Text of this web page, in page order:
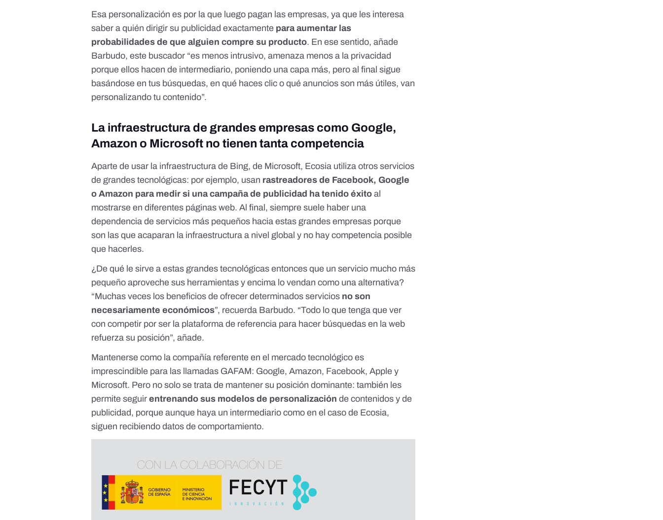
Esa personalización es por la que luego pagan las empresas, ya que les interesa
saber a quién dirigir su publicidad exactamente para aumentar las
probabilidades de que alguien compre su producto. En ese sentido, añade
Barbudo, este buscador “es menos intrusivo, amenaza menos a la privacidad
porque ellos hacen de intermediario, poniendo una capa más, pero al final sigue
basándose en tus búsquedas, en qué haces clic o qué anuncios son más útiles, van
personalizando tu contenido”.
La infraestructura de grandes empresas como Google,
Amazon o Microsoft no tienen tanta competencia
Aparte de usar la infraestructura de Bing, de Microsoft, Ecosia utiliza otros servicios
de grandes tecnológicas: por ejemplo, usan rastreadores de Facebook, Google
o Amazon para medir si una campaña de publicidad ha tenido éxito al
mostrarse en diferentes páginas web. Al final, siempre suele haber una
dependencia de servicios más pequeños hacia estas grandes empresas porque
son las que acaparan la infraestructura a nivel global y no hay competencia posible
que hacerles.
¿De qué le sirve a estas grandes tecnológicas entonces que un servicio mucho más
pequeño aproveche sus herramientas y encima lo vendan como una alternativa?
“Muchas veces los beneficios de ofrecer determinados servicios no son
necesariamente económicos”, recuerda Barbudo. “Todo lo que tenga que ver
con competir por ser la plataforma de referencia para hacer búsquedas en la web
refuerza su posición”, añade.
Mantenerse como la compañía referente en el mercado tecnológico es
imprescindible para las llamadas GAFAM: Google, Amazon, Facebook, Apple y
Microsoft. Pero no solo se trata de mantener su posición dominante: también les
permite seguirentrenando sus modelos de personalización de contenidos y de
publicidad, porque aunque haya un intermediario como en el caso de Ecosia,
siguen recibiendo datos de comportamiento.